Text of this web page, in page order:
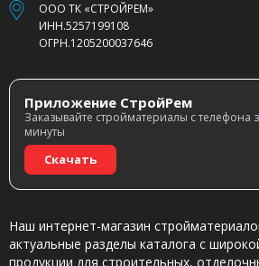
ООО ТК «СТРОЙРЕМ»
ИНН.5257199108
ОГРН.1205200037646
Приложение СтройРем
Заказывайте стройматериалы с телефона
минуты
Скачать
Наш интернет-магазин
актуальные разделы каталога с
продукции для строительных,